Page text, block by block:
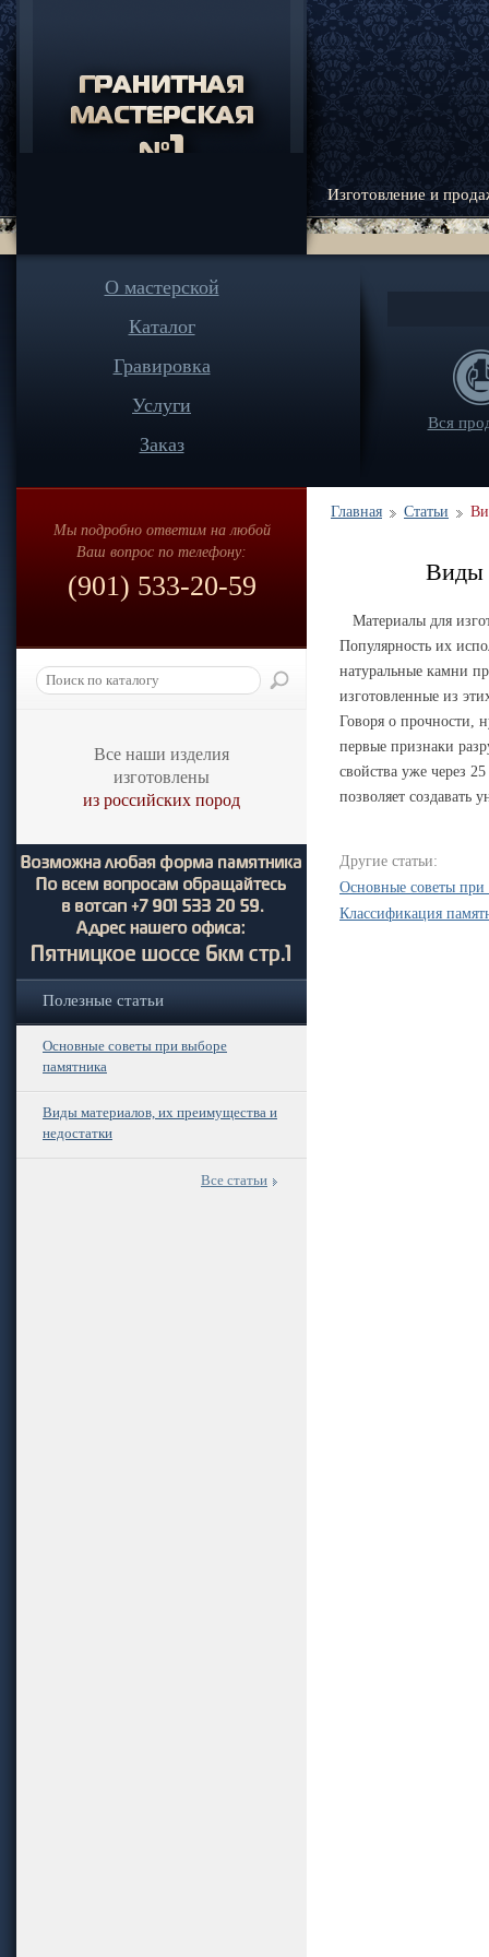
Изготовление и
О мастерской
Каталог
Гравировка
Услуги
Заказ
Мы подробно ответим на любой
Ваш вопрос по телефону:
(901) 533-20-59
Все наши изделия
изготовлены
из российских пород
Полезные статьи
Основные советы при выборе
памятника
Виды материалов, их преимущества и
недостатки
Все статьи
Вся
Главная Статьи
Виды
Материалы для
Популярность их
натуральные камни
изготовленные из
Говоря о прочности,
первые признаки
свойства уже через
позволяет создавать
Другие статьи:
Основные советы при
Классификация